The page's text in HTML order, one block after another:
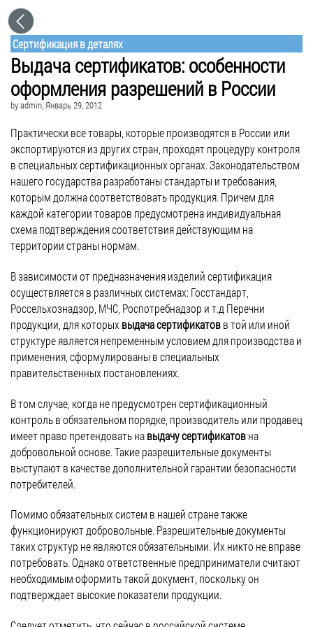
Сертификация в деталях
Выдача сертификатов: особенности
оформления разрешений в России
byadmin, Январь 29, 2012
Практически все товары, которые производятся в России или
экспортируются из других стран, проходят процедуру контроля
в специальных сертификационных органах. Законодательством
нашего государства разработаны стандарты и требования,
которым должна соответствовать продукция. Причем для
каждой категории товаров предусмотрена индивидуальная
схема подтверждения соответствия действующим на
территории страны нормам.
В зависимости от предназначения изделий сертификация
осуществляется в различных системах: Госстандарт,
Россельхознадзор, МЧС, Роспотребнадзор и т.д Перечни
продукции, для которых выдача сертификатовв той или иной
структуре является непременным условием для производства и
применения, сформулированы в специальных
правительственных постановлениях.
В том случае, когда не предусмотрен сертификационный
контроль в обязательном порядке, производитель или продавец
имеет право претендовать навыдачу сертификатовна
добровольной основе. Такие разрешительные документы
выступают в качестве дополнительной гарантии безопасности
потребителей.
Помимо обязательных систем в нашей стране также
функционируют добровольные. Разрешительные документы
таких структур не являются обязательными. Их никто не вправе
потребовать. Однако ответственные предприниматели считают
необходимым оформить такой документ, поскольку он
подтверждает высокие показатели продукции.